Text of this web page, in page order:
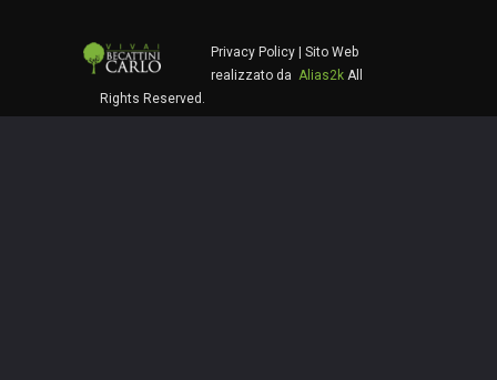
Privacy Policy | Sito Web
realizzato da Alias2k All
Rights Reserved.